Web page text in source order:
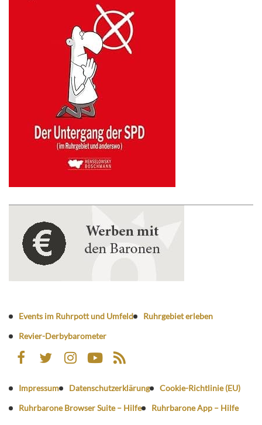
Events im Ruhrpott und Umfeld
Ruhrgebiet erleben
Revier-Derbybarometer
Impressum Datenschutzerklärung
Cookie-Richtlinie (EU)
Ruhrbarone Browser Suite – Hilfe
Ruhrbarone App – Hilfe